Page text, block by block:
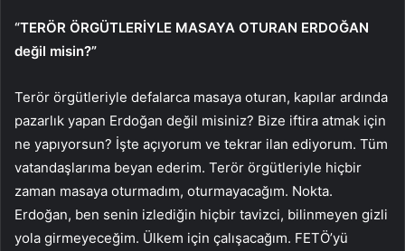
“TERÖR ÖRGÜTLERİYLE MASAYA OTURAN ERDOĞAN
değil misin?”
Terör örgütleriyle defalarca masaya oturan, kapılar ardında
pazarlık yapan Erdoğan değil misiniz? Bize iftira atmak için
ne yapıyorsun? İşte açıyorum ve tekrar ilan ediyorum. Tüm
vatandaşlarıma beyan ederim. Terör örgütleriyle hiçbir
zaman masaya oturmadım, oturmayacağım. Nokta.
Erdoğan, ben senin izlediğin hiçbir tavizci, bilinmeyen gizli
yola girmeyeceğim. Ülkem için çalışacağım. FETÖ’yü